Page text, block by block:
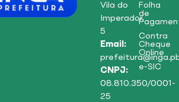
Vila do
Imperador,
5
Email:
CNPJ:
08.810.350/0001-
25
Folha
de
Contra
Cheque
Online
e-SIC